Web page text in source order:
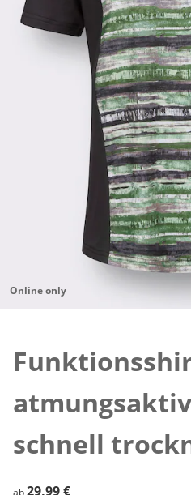
Online only
schnell
29,99 €
29,99 €